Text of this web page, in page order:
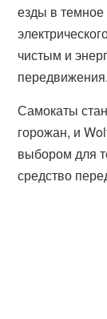
езды в темное
чистым и
передвижения.
Самокаты
горожан, и
выбором для
средство